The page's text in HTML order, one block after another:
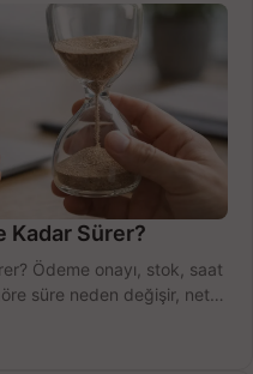
Kadar Sürer?
Ödeme onayı, stok, saat
süre neden değişir, net